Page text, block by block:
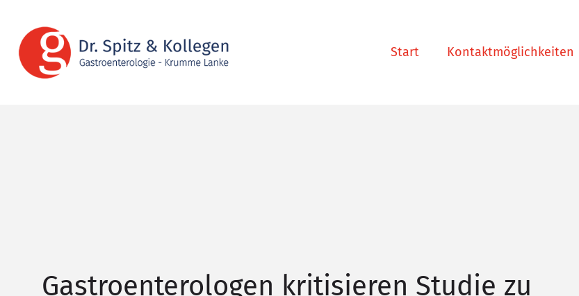
Start Kontaktmöglichkeiten
Gastroenterologen kritisieren Studie zu